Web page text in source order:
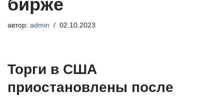
бирже
автор: admin 02.10.2023
Торги в США
приостановлены после